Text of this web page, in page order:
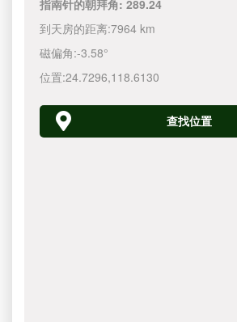
指南针的朝拜角:289.24
到天房的距离:7964 km
磁偏角:-3.58°
位置:24.7296,118.6130
查找位置